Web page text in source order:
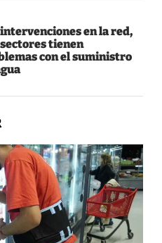
en la red,
tienen
con el suministro